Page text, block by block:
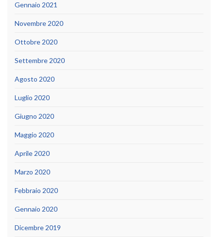
Gennaio 2021
Novembre 2020
Ottobre 2020
Settembre 2020
Agosto 2020
Luglio 2020
Giugno 2020
Maggio 2020
Aprile 2020
Marzo 2020
Febbraio 2020
Gennaio 2020
Dicembre 2019